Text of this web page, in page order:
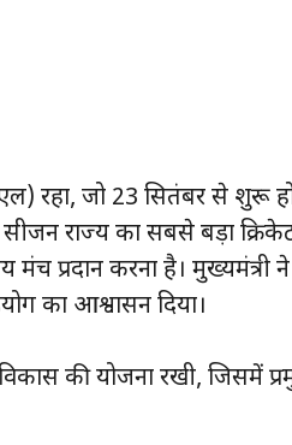
रहा, जो 23 सितंबर से शुरू
राज्य का सबसे बड़ा
मंच प्रदान करना है।
का आश्वासन दिया।
की योजना रखी, जिसमें